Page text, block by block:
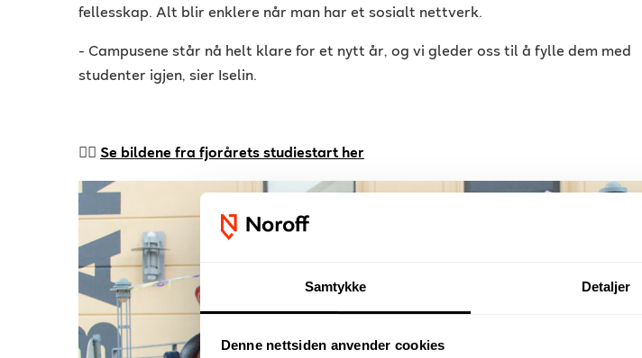
Samtykke Detaljer
Denne nettsiden anvender cookies
fellesskap. Alt blir enklere når man har et sosialt nettverk.
- Campusene står nå helt klare for et nytt år, og vi gleder oss til å fylle dem med
studenter igjen, sier Iselin.
👉🏻 Se bildene fra fjorårets studiestart her